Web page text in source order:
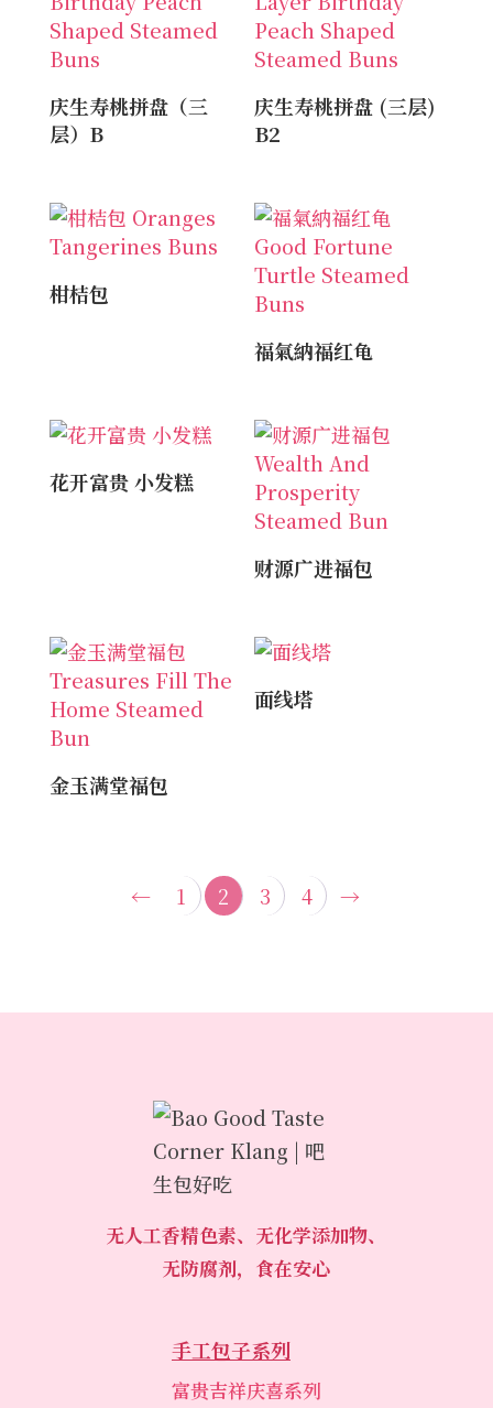
庆生寿桃拼盘（三
层）B
庆生寿桃拼盘 (三层)
B2
柑桔包
福氣納福红龟
花开富贵 小发糕
财源广进福包
金玉满堂福包
面线塔
← 1 2 3 4 →
无人工香精色素、无化学添加物、
无防腐剂，食在安心
手工包子系列
富贵吉祥庆喜系列